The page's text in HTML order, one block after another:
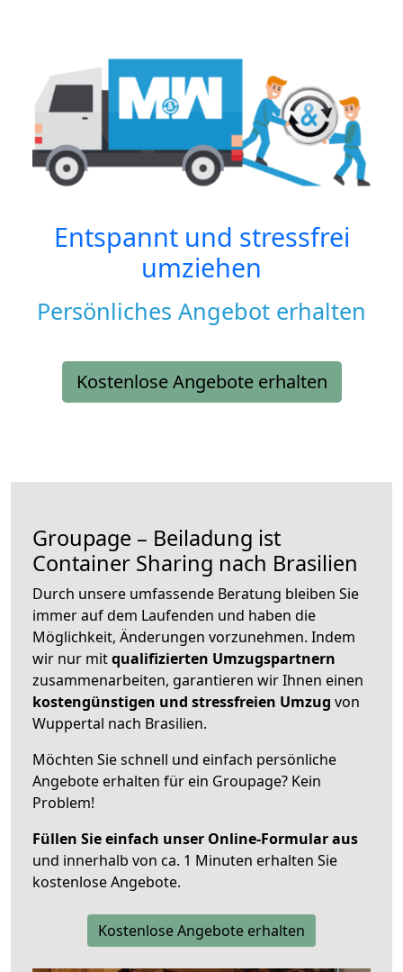
Entspannt und stressfrei
umziehen
Persönliches Angebot erhalten
Kostenlose Angebote erhalten
Groupage – Beiladung ist
Container Sharing nach Brasilien
Durch unsere umfassende Beratung bleiben Sie
immer auf dem Laufenden und haben die
Möglichkeit, Änderungen vorzunehmen. Indem
wir nur mitqualifizierten Umzugspartnern
zusammenarbeiten, garantieren wir Ihnen einen
kostengünstigen und stressfreien Umzug von
Wuppertal nach Brasilien.
Möchten Sie schnell und einfach persönliche
Angebote erhalten für ein Groupage? Kein
Problem!
Füllen Sie einfach unser Online-Formular aus
und innerhalb von ca. 1 Minuten erhalten Sie
kostenlose Angebote.
Kostenlose Angebote erhalten